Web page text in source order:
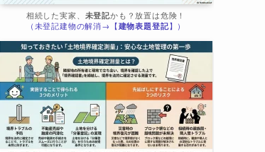
相続した実家、 未登記かも？放置は危険！
（未登記建物の解消→【建物表題登記】）